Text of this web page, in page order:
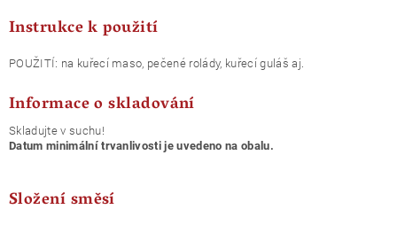
Instrukce k použití
POUŽITÍ: na kuřecí maso, pečené rolády, kuřecí guláš aj.
Informace o skladování
Skladujte v suchu!
Datum minimální trvanlivosti je uvedeno na obalu.
Složení směsí